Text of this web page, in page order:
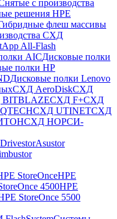
с производства
решения HPE
флеш массивы
СХД
All-Flash
AICДисковые полки
полки HP
Дисковые полки Lenovo
СХД AeroDiskСХД
СХД F+СХД
СХД UTINETСХД
СХД НОРСИ-
Asustor
StoreOnceHPE
4500HPE
StoreOnce 5500